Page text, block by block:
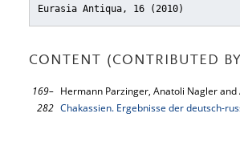
Eurasia Antiqua, 16 (2010)
CONTENT (CONTRIBUTED
169–
282
Hermann Parzinger, Anatoli Nagler and
Chakassien. Ergebnisse der deutsch-